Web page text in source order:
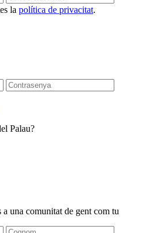
la política de privacitat.
Palau?
a una comunitat de gent com tu